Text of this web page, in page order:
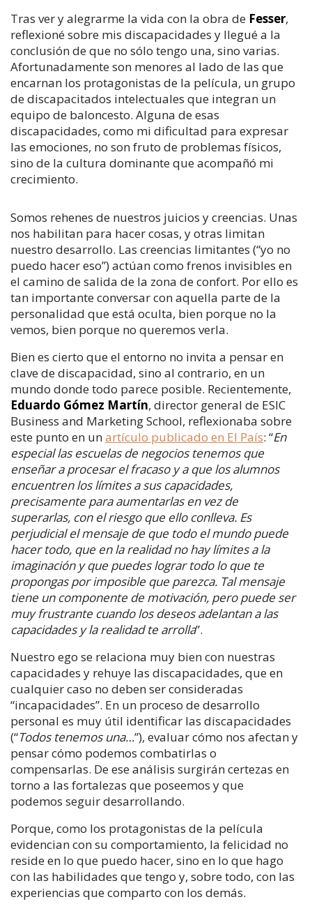
Tras ver y alegrarme la vida con la obra de Fesser,
reflexioné sobre mis discapacidades y llegué a la
conclusión de que no sólo tengo una, sino varias.
Afortunadamente son menores al lado de las que
encarnan los protagonistas de la película, un grupo
de discapacitados intelectuales que integran un
equipo de baloncesto. Alguna de esas
discapacidades, como mi dificultad para expresar
las emociones, no son fruto de problemas físicos,
sino de la cultura dominante que acompañó mi
crecimiento.
Somos rehenes de nuestros juicios y creencias. Unas
nos habilitan para hacer cosas, y otras limitan
nuestro desarrollo. Las creencias limitantes (“yo no
puedo hacer eso”) actúan como frenos invisibles en
el camino de salida de la zona de confort. Por ello es
tan importante conversar con aquella parte de la
personalidad que está oculta, bien porque no la
vemos, bien porque no queremos verla.
Bien es cierto que el entorno no invita a pensar en
clave de discapacidad, sino al contrario, en un
mundo donde todo parece posible. Recientemente,
Eduardo Gómez Martín, director general de ESIC
Business and Marketing School, reflexionaba sobre
este punto en unartículo publicado en El País: “En
especial las escuelas de negocios tenemos que
enseñar a procesar el fracaso y a que los alumnos
encuentren los límites a sus capacidades,
precisamente para aumentarlas en vez de
superarlas, con el riesgo que ello conlleva. Es
perjudicial el mensaje de que todo el mundo puede
hacer todo, que en la realidad no hay límites a la
imaginación y que puedes lograr todo lo que te
propongas por imposible que parezca. Tal mensaje
tiene un componente de motivación, pero puede ser
muy frustrante cuando los deseos adelantan a las
capacidades y la realidad te arrolla”.
Nuestro ego se relaciona muy bien con nuestras
capacidades y rehuye las discapacidades, que en
cualquier caso no deben ser consideradas
“incapacidades”. En un proceso de desarrollo
personal es muy útil identificar las discapacidades
(“Todos tenemos una…”), evaluar cómo nos afectan y
pensar cómo podemos combatirlas o
compensarlas. De ese análisis surgirán certezas en
torno a las fortalezas que poseemos y que
podemos seguir desarrollando.
Porque, como los protagonistas de la película
evidencian con su comportamiento, la felicidad no
reside en lo que puedo hacer, sino en lo que hago
con las habilidades que tengo y, sobre todo, con las
experiencias que comparto con los demás.